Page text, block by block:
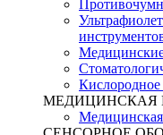
Кислородное
МЕДИЦИНСКАЯ